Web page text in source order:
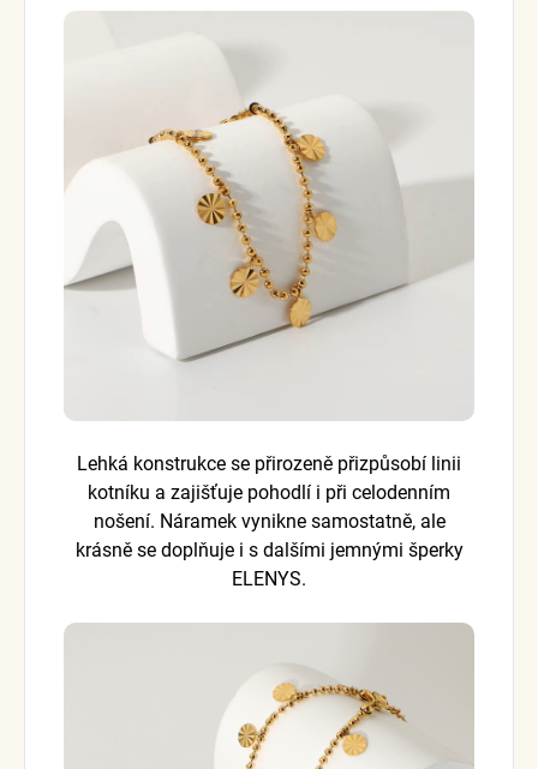
Lehká konstrukce se přirozeně přizpůsobí linii
kotníku a zajišťuje pohodlí i při celodenním
nošení. Náramek vynikne samostatně, ale
krásně se doplňuje i s dalšími jemnými šperky
ELENYS.